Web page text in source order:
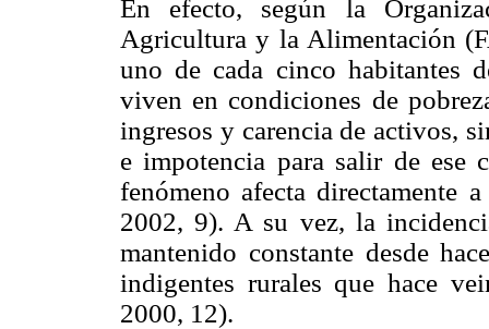
En efecto, según la
Agricultura y la Alimentación
uno de cada cinco habitantes
viven en condiciones de
ingresos y carencia de activos,
e impotencia para salir de
fenómeno afecta directamente
2002, 9). A su vez, la
mantenido constante desde
indigentes rurales que hace
2000, 12).